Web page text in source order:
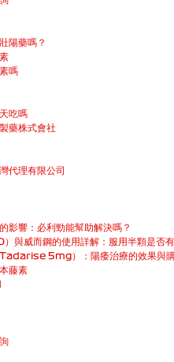
陽藥嗎？
嗎
吃嗎
藥株式會社
代理有限公司
影響：必利勁能幫助解決嗎？
與威而鋼的使用詳解：服用半顆是否
Tadarise 5mg）：陽痿治療的效果與
藤素